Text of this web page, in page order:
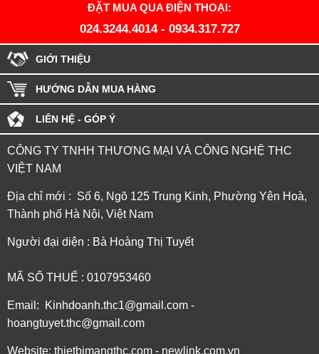
ĐẶT MUA QUA ĐIỆN THOẠI:
024.3244.4014- 0934.317.727
GIỚI THIỆU
HƯỚNG DẪN MUA HÀNG
LIÊN HỆ - GÓP Ý
CÔNG TY TNHH THƯƠNG MẠI VÀ CÔNG NGHỆ THC
VIỆT NAM
Địa chỉ mới : Số 6, Ngõ 125 Trung Kinh, Phường Yên Hoà,
Thành phố Hà Nội, Việt Nam
Người đại diện : Bà Hoàng Thị Tuyết
MÃ SỐ THUẾ : 0107953460
Email: Kinhdoanh.thc1@gmail.com -
hoangtuyet.thc@gmail.com
Website: thietbimangthc.com - newlink.com.vn